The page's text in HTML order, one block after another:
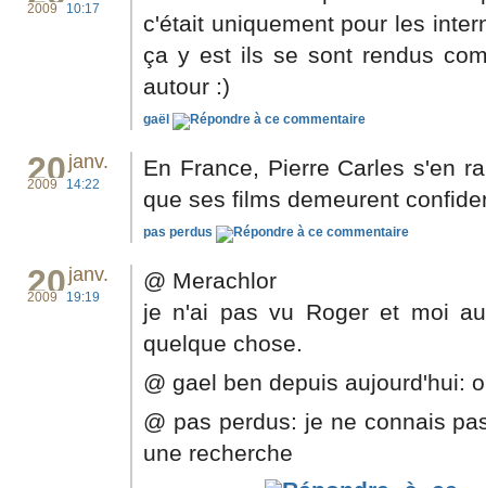
2009 10:17
c'était uniquement pour les
ça y est ils se sont rendus
autour :)
gaël
20 janv.
2009 14:22
En France, Pierre Carles s'en
que ses films demeurent
pas perdus
20 janv.
2009 19:19
@ Merachlor
je n'ai pas vu Roger et moi
quelque chose.
@ gael ben depuis aujourd'hui:
@ pas perdus: je ne connais
une recherche